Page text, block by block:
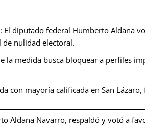
: El diputado federal Humberto Aldana
nulidad electoral.
la medida busca bloquear a perfiles
con mayoría calificada en San
Aldana Navarro, respaldó y votó a